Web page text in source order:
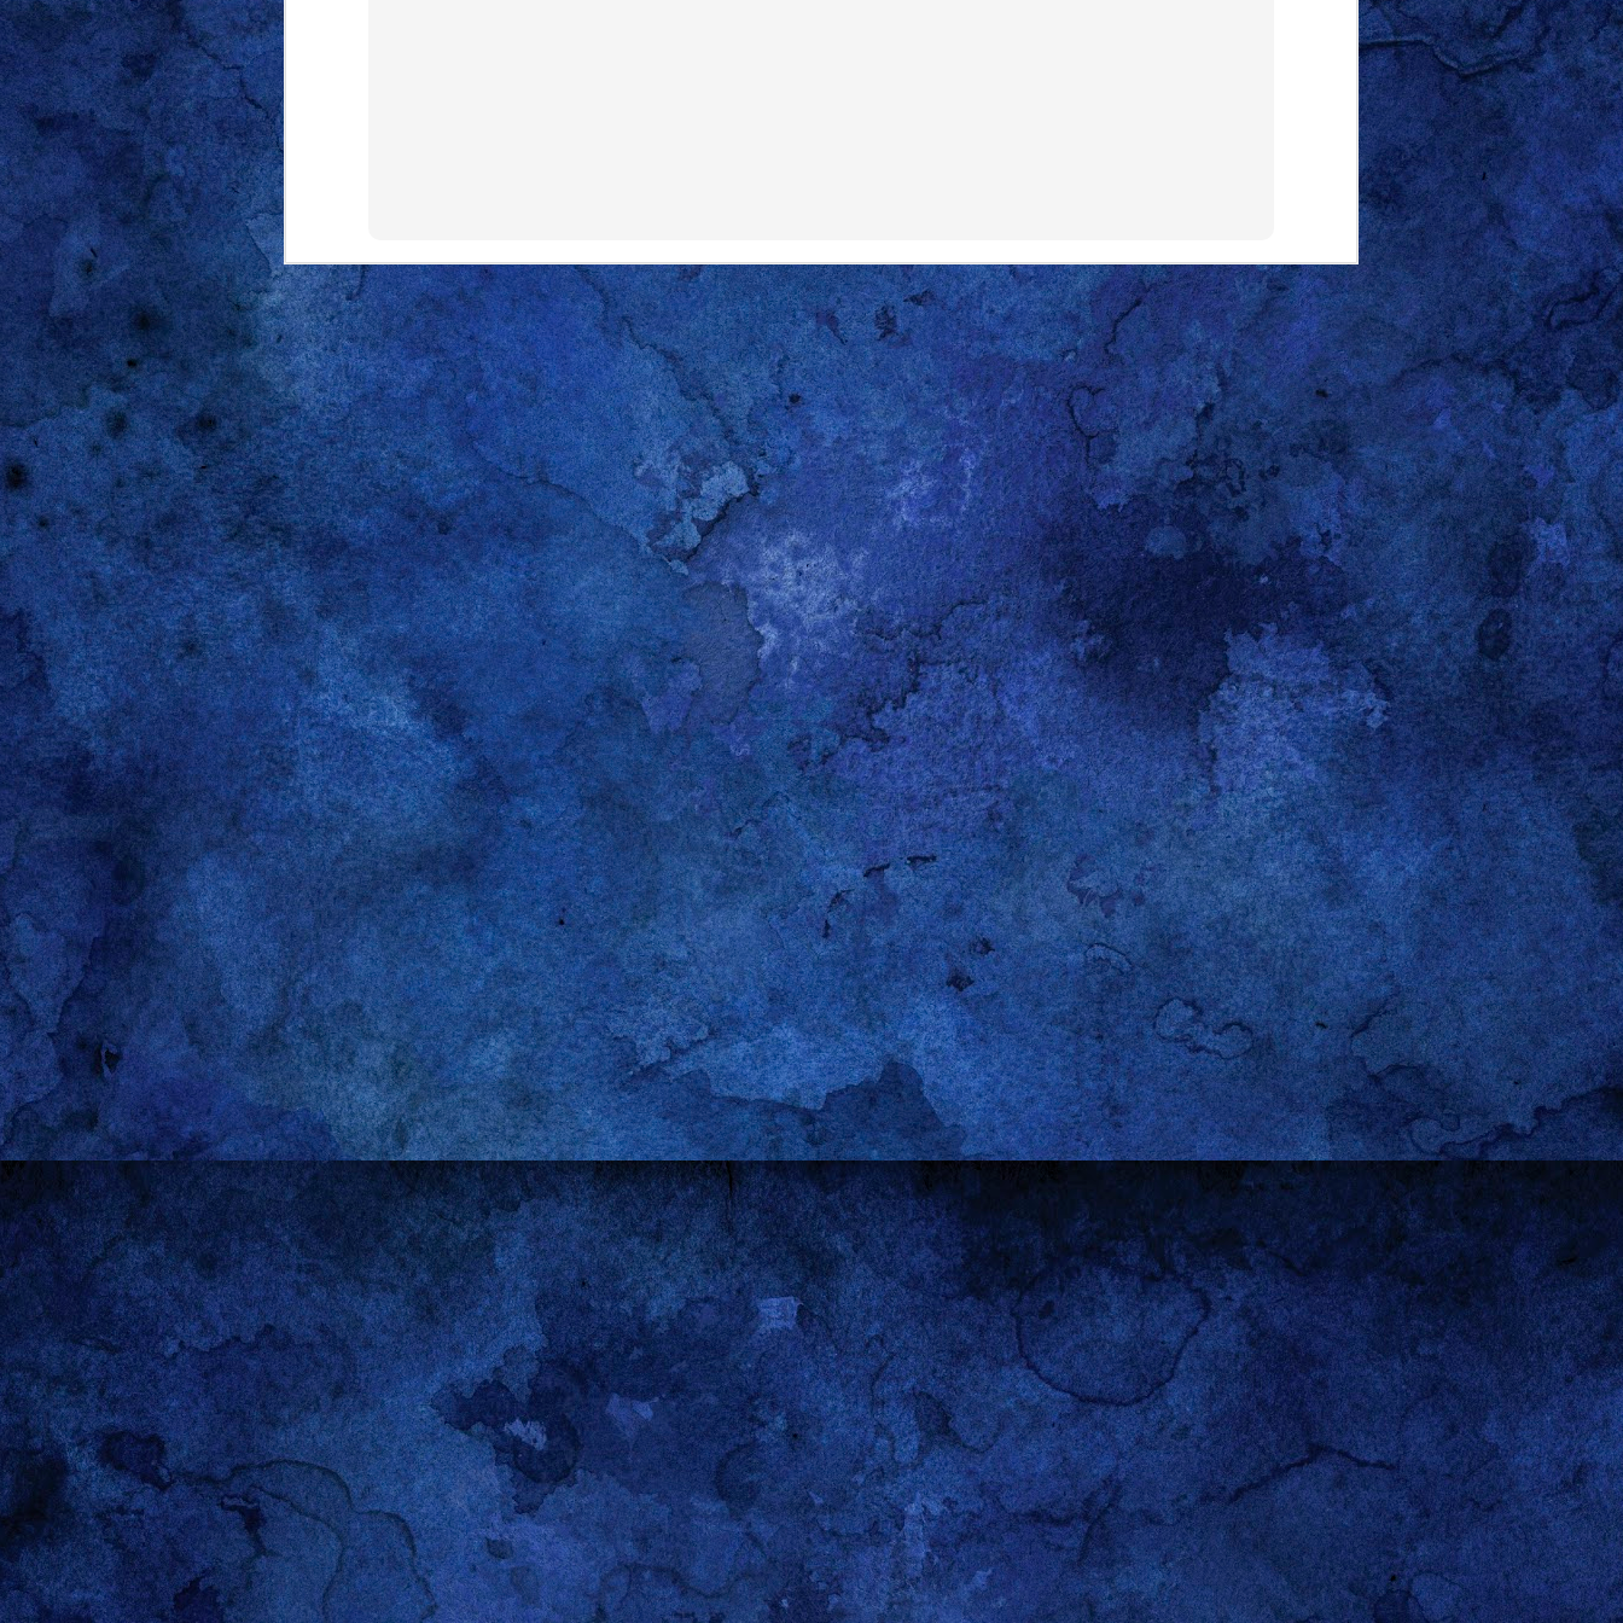
JUL
26
Gareth A, uno de los pocos estudiantes que, en su tiempo, se hizo merecedor de mi dirección de correo electrónico personal, me
escribió hace poco. Su talento para el español era más bien limitado, así que no intentó usarlo. Sin embargo, con esa concisión
que siempre le celebré me dijo que se había acordado de mí porque el sábado anterior lo habían hecho cancelar sus planeswith
the boysy, acto seguido, llevado a rastras a unbaby shower. Recordé el momento exacto de su evocación: en alguno de los
primeros días del otoño de 2017 en Oxford, Ohio, en un segundo piso, entre las 4:30 y las 5:45 pm, durante la lección sobre los
días de la semana. Dije "sábado" y Gareth me respondió “el sábado es para los chicos”. El gracejo, con toda seguridad, no fue
inventado sobre la marcha. Tal vez ni siquiera preparado para la ocasión. Pero me llamó bastante la atención porque “Saturday is
for the boys” es una afirmación de fraternidad ampliamente difundida en las universidades en Estados Unidos. Básica como
pueda parecer, la sentencia es poderosa: sin importar las parejas, los oficios del domingo o los exámenes del lunes, los sábados
son para los amigos (the boys). Feminista fumado como era en esa época, no me podía quedar con el entripado y le solté en
inglés: “hablamos de eso cuando te obliguen a cancelar tus planes conthe boysy a pasarte toda la tarde y buena parte de la
noche escuchando a tu novia o esposa gritando por cositas para bebé”. Con la típica y arrogante negación sobre el
envejecimiento que caracteriza al grupo etario, los estudiantes rieron porque el profe, una vez más, se puso sarcástico.
Si tuviera que escoger una sola cualidad que nos une a los hombres gay, sin distingo de edad, origen o condición, es nuestra
infinita capacidad de observación. Qué hacemos con lo que observamos es tema para otra entrada. En mi caso, basta con que
algo se ponga en el radar de mi atención para ver, oír y luego soltar la lengua, coger el lápiz o martillar el teclado. No dejo títere
con cabeza, pero tampoco me llamo a engaño: mis interpretaciones están decisivamente marcadas por percepciones, prejuicios
y experiencias de segunda mano. Por eso nunca me he vanagloriado de tener razón; reconociendo la falibilidad y lo apriorístico
de mis ideas, me conformo con poner los hechos desnudos sobre la mesa y someterlos al juicio ajeno. O, mejor dicho, al de mi
señor marido que, siendo también (como diría una amiga) pro-hi-bi-do, suele ser bastante más indulgente que yo. Creo que hasta
este punto no he dicho nada que le lectore no sepa o no comparta: si se pasa por estas líneas es porque disfruta que le cuente
historias de otras personas y de mí mismo y porque, en cierto sentido, comparte mi fascinación por elhomo sapienscomo
fuente inagotable de inspiración.
Las relaciones heterosexuales, para el ejemplo con el que abro esta entrada, encierran un fascinante juego de poderes al que me
asomo con desgano, pero que nunca decepciona si se le dedica la atención del caso. Nótese que no he dicho “juego de
dominación”: no me interesa llevar la contabilidad de las victorias y las derrotas de hombres y mujeres en su afán de engendrar y
parir. Feminista como sigo siendo (aunque menos fumado en estos últimos años) tengo muy claro que, así las mujeres se hayan
abierto paso a los golpes e, involuntariamente, suscitado el pánico de muchos hombres (cordial saludo a lamanosphere
), no han
dejado de ser las que tienen que esforzarse el triple para recibir un tercio del reconocimiento que se les otorga a los hombres
haciendo casi nada.
Pensándolo bien, es posible que todavía me consideren un feminista muy, muy, muy fumado en algunos ámbitos, pero estoy en
paz con eso.
A decir verdad, hacerle historiografía a cualquierGuerra de los Sexosque no sea la producida por Venevisión Continental es una
empresa condenada al fracaso. Al igual que en cualquier litigio, las guerras se ganan y se pierden, pero nunca falta quién se
lucre con ellas. Las dejo a un lado porque estoy convencido de que las negociaciones más interesantes son las que ocurren
lejos de los ojos ajenos, en los álgidos debates que se suscitan en el sofá y en las mesas del comedor. En los alegatos de
almohada cuyos únicos testigos son las cobijas y las tablas de la cama. Y, muy especialmente, en esos insondables acuerdos
conciliatorios que no tienen ningún sentido para quienes no participan en ellos. Lo único que llega hasta el mundo de afuera (mi
señor marido y yo, para seguir con el ejemplo) son las versiones que cada partícipe decide poner en circulación.
La historia de Gareth no puede ser más elocuente en este sentido. Mi antiguo estudiante no me escribió para contarme los
pormenores delbaby showerdel sábado. Si se tomó la molestia fue para “quejarse” de que lo habían hecho cancelar sus planes